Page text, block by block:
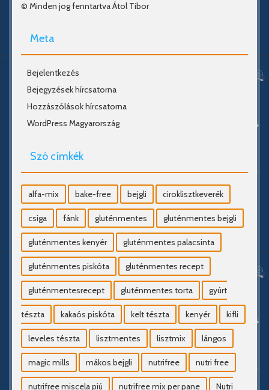
© Minden jog fenntartva Átol Tibor
Meta
Bejelentkezés
Bejegyzések hírcsatorna
Hozzászólások hírcsatorna
WordPress Magyarország
Szó címkék
alfa-mix bake-free bejgli ciroklisztkeverék
csiga fánk gluténmentes gluténmentes bejgli
gluténmentes kenyér gluténmentes palacsinta
gluténmentes piskóta gluténmentes recept
gluténmentesrecept gluténmentes torta gyúrt
tészta kakaós piskóta kelt tészta kenyér kifli
leveles tészta lisztmentes lisztmix lángos
magic mills mákos bejgli nutrifree nutri free
nutrifree miscela piú nutrifree mix per pane Nutri